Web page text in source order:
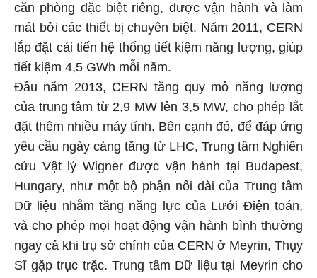
căn phòng đặc biệt riêng, được vận hành và làm
mát bởi các thiết bị chuyên biệt. Năm 2011, CERN
lắp đặt cải tiến hệ thống tiết kiệm năng lượng, giúp
tiết kiệm 4,5 GWh mỗi năm.
Đầu năm 2013, CERN tăng quy mô năng lượng
của trung tâm từ 2,9 MW lên 3,5 MW, cho phép lắt
đặt thêm nhiều máy tính. Bên cạnh đó, để đáp ứng
yêu cầu ngày càng tăng từ LHC, Trung tâm Nghiên
cứu Vật lý Wigner được vận hành tại Budapest,
Hungary, như một bộ phận nối dài của Trung tâm
Dữ liệu nhằm tăng năng lực của Lưới Điện toán,
và cho phép mọi hoạt động vận hành bình thường
ngay cả khi trụ sở chính của CERN ở Meyrin, Thụy
Sĩ gặp trục trặc. Trung tâm Dữ liệu tại Meyrin cho